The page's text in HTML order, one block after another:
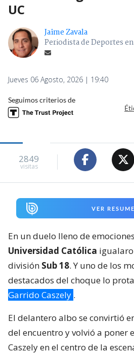
UC
Jaime Zavala
Periodista de Deportes
Jueves 06 Agosto, 2026 | 19:40
Seguimos criterios de
2849
visitas
VER
En un duelo lleno de
Universidad Católica
división Sub 18. Y uno de los
destacados del choque lo
Garrido Caszely .
El delantero albo se convirtió
del encuentro y volvió a poner
Caszely en el centro de la